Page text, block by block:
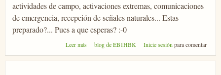
actividades de campo, activaciones extremas, comunicaciones
de emergencia, recepción de señales naturales... Estas
preparado?... Pues a que esperas? :-0
Leer más sobre Jornadas Tácticas
blog de EB1HBK Inicie sesiónpara comentar